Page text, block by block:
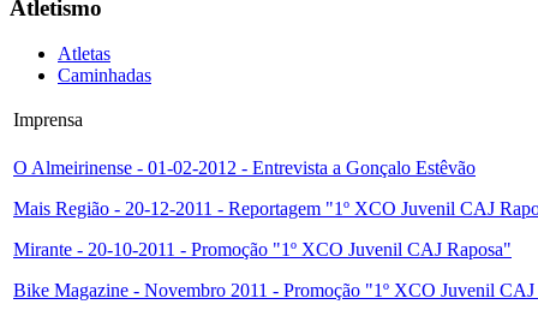
Atletismo
Atletas
Caminhadas
Imprensa
O Almeirinense - 01-02-2012 - Entrevista a Gonçalo Estêvão
Mais Região - 20-12-2011 - Reportagem "1º XCO Juvenil CAJ
Mirante - 20-10-2011 - Promoção "1º XCO Juvenil CAJ Raposa"
Bike Magazine - Novembro 2011 - Promoção "1º XCO Juvenil CAJ